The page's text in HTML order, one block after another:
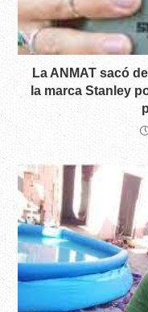
La ANMAT sacó
la marca Stanley